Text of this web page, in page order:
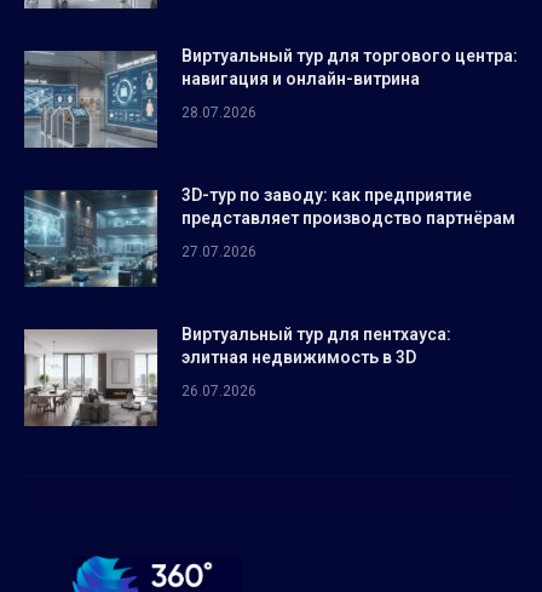
Виртуальный тур для торгового центра:
навигация и онлайн-витрина
28.07.2026
3D-тур по заводу: как предприятие
представляет производство партнёрам
27.07.2026
Виртуальный тур для пентхауса:
элитная недвижимость в 3D
26.07.2026